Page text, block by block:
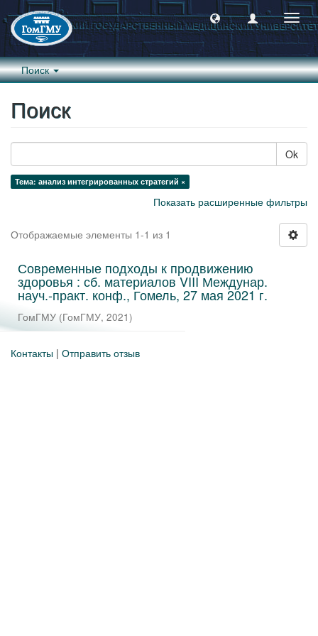
Поиск
Поиск
Ok
Тема: анализ интегрированных стратегий ×
Показать расширенные фильтры
Отображаемые элементы 1-1 из 1
Современные подходы к продвижению
здоровья : сб. материалов VIII Междунар.
науч.-практ. конф., Гомель, 27 мая 2021 г.
ГомГМУ (ГомГМУ, 2021)
Контакты | Отправить отзыв